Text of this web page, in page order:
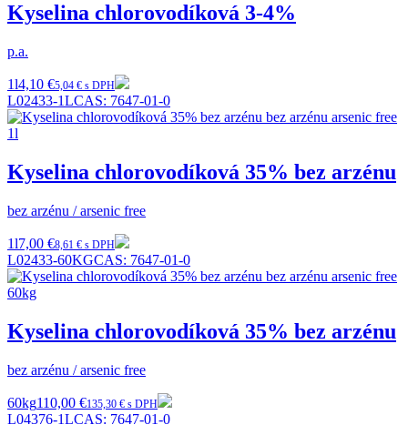
Kyselina chlorovodíková 3-4%
p.a.
1l4,10 €5,04 € s DPH
L02433-1LCAS: 7647-01-0
Kyselina chlorovodíková 35% bez arzénu
bez arzénu / arsenic free
1l7,00 €8,61 € s DPH
L02433-60KGCAS: 7647-01-0
Kyselina chlorovodíková 35% bez arzénu
bez arzénu / arsenic free
60kg110,00 €135,30 € s DPH
L04376-1LCAS: 7647-01-0